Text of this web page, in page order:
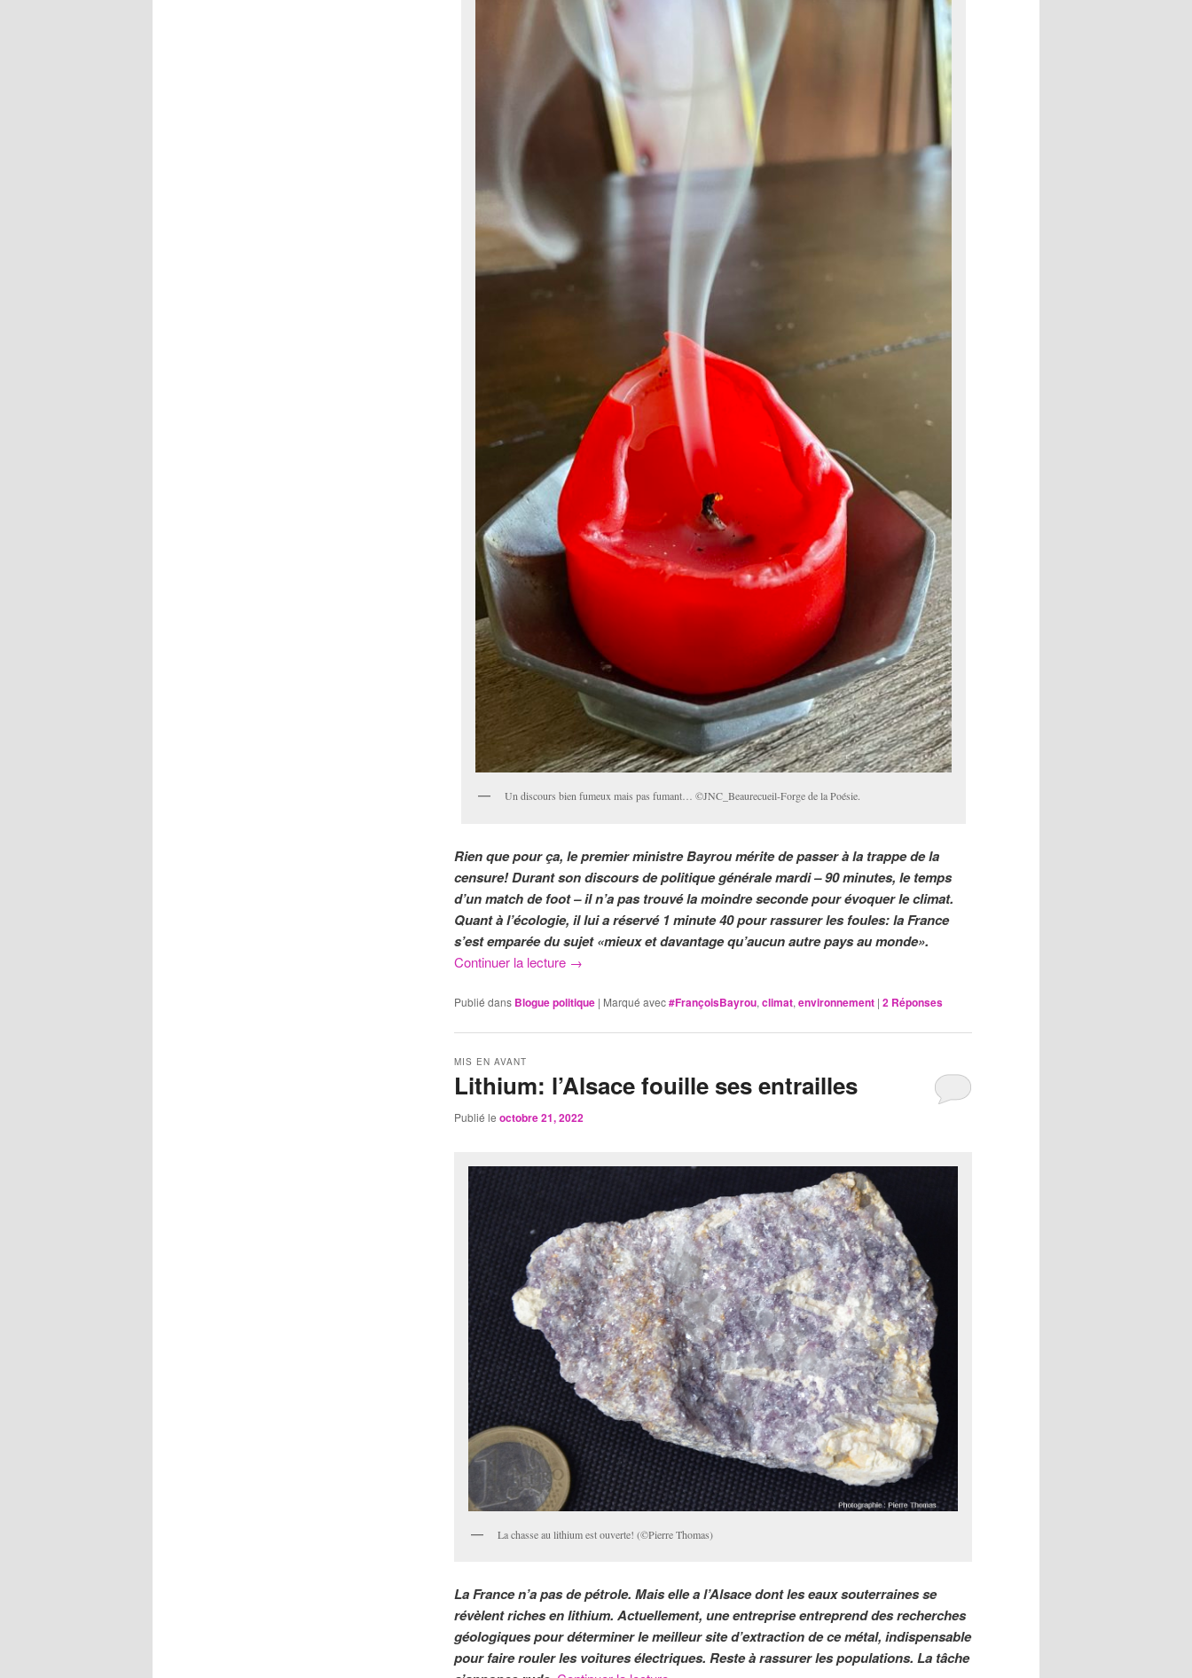
Un discours bien fumeux mais pas fumant… ©JNC_Beaurecueil-Forge de la Poésie.
Rien que pour ça, le premier ministre Bayrou mérite de passer à la trappe de la
censure! Durant son discours de politique générale mardi – 90 minutes, le temps
d’un match de foot – il n’a pas trouvé la moindre seconde pour évoquer le climat.
Quant à l’écologie, il lui a réservé 1 minute 40 pour rassurer les foules: la France
s’est emparée du sujet «mieux et davantage qu’aucun autre pays au monde».
Continuer la lecture →
Publié dans Blogue politique | Marqué avec#FrançoisBayrou, climat, environnement | 2 Réponses
Lithium: l’Alsace fouille ses entrailles
MIS EN AVANT
Publié le octobre 21, 2022
La chasse au lithium est ouverte! (©Pierre Thomas)
LaFrance n’a pas de pétrole. Mais elle a l’Alsace dont les eaux souterraines se
révèlent riches en lithium. Actuellement, une entreprise entreprend des recherches
géologiques pour déterminer le meilleur site d’extraction de ce métal, indispensable
pour faire rouler les voitures électriques. Reste à rassurer les populations. La tâche